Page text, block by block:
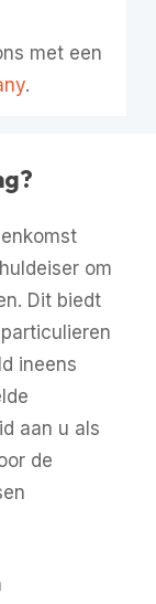
met een
.
om
Dit biedt
ineens
aan u als
de